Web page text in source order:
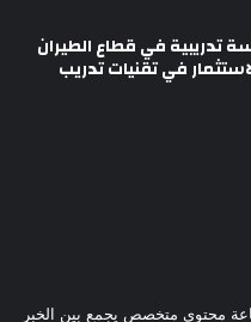
تقدم 50 ألف جلسة تدريبية في قطاع الطيران
في تقنيات تدريب
محتوى متخصص يجمع بين الخبر